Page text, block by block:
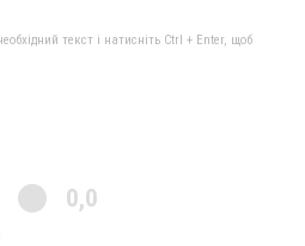
текст і натисніть Ctrl + Enter, щоб
0,0